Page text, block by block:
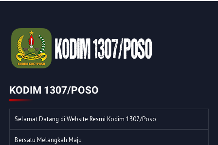
KODIM 1307/POSO
Selamat Datang di Website Resmi Kodim 1307/Poso
Bersatu Melangkah Maju